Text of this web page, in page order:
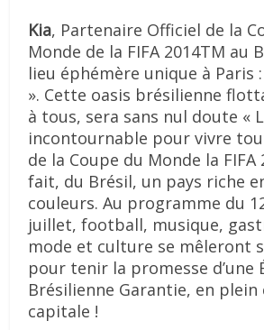
Kia, Partenaire Officiel de la
Monde de la FIFA 2014TM au
lieu éphémère unique à Paris :
». Cette oasis brésilienne
à tous, sera sans nul doute «
incontournable pour vivre
de la Coupe du Monde la FIFA
fait, du Brésil, un pays riche
couleurs. Au programme du
juillet, football, musique,
mode et culture se mêleront
pour tenir la promesse d’une
Brésilienne Garantie, en
capitale !